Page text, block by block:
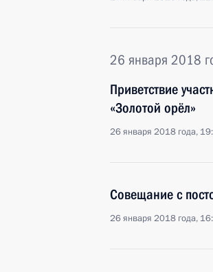
26 января 2018
Приветствие
«Золотой орёл»
26 января 2018 года,
Совещание с
26 января 2018 года,